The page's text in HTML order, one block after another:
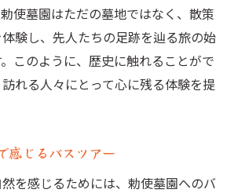
使墓園はただの墓地ではなく、散策
験し、先人たちの足跡を辿る旅の始
このように、歴史に触れることがで
れる人々にとって心に残る体験を提
感じるバスツアー
を感じるためには、勅使墓園へのバ